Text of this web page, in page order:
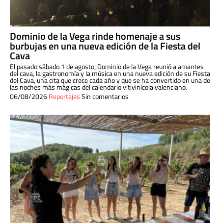
Dominio de la Vega rinde homenaje a sus
burbujas en una nueva edición de la Fiesta del
Cava
El pasado sábado 1 de agosto, Dominio de la Vega reunió a amantes
del cava, la gastronomía y la música en una nueva edición de su Fiesta
del Cava, una cita que crece cada año y que se ha convertido en una de
las noches más mágicas del calendario vitivinícola valenciano.
06/08/2026ReportajesSin comentarios